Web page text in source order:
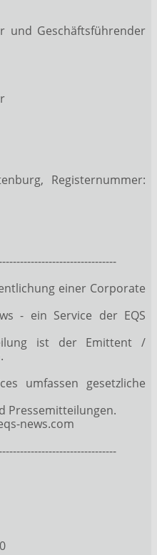
und Geschäftsführender
Registernummer:
einer Corporate
- ein Service der EQS
ist der Emittent /
umfassen gesetzliche
Pressemitteilungen.
news.com